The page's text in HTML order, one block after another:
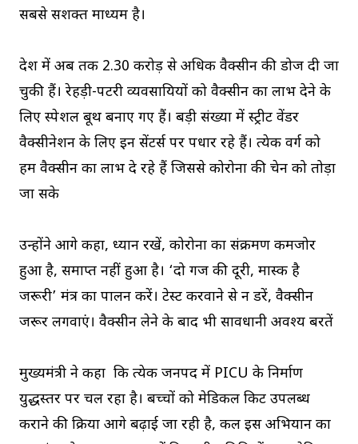
सबसे सशक्त माध्यम है।
प्रदेश में अब तक 2.30 करोड़ से अधिक वैक्सीन की डोज दी जा
चुकी हैं। रेहड़ी-पटरी व्यवसायियों को वैक्सीन का लाभ देने के
लिए स्पेशल बूथ बनाए गए हैं। बड़ी संख्या में स्ट्रीट वेंडर
वैक्सीनेशन के लिए इन सेंटर्स पर पधार रहे हैं। प्रत्येक वर्ग को
हम वैक्सीन का लाभ दे रहे हैं जिससे कोरोना की चेन को तोड़ा
जा सके
उन्होंने आगे कहा, ध्यान रखें, कोरोना का संक्रमण कमजोर
हुआ है, समाप्त नहीं हुआ है। ‘दो गज की दूरी, मास्क है
जरूरी’ मंत्र का पालन करें। टेस्ट करवाने से न डरें, वैक्सीन
जरूर लगवाएं। वैक्सीन लेने के बाद भी सावधानी अवश्य बरतें
मुख्यमंत्री ने कहा कि प्रत्येक जनपद में PICU के निर्माण
युद्धस्तर पर चल रहा है। बच्चों को मेडिकल किट उपलब्ध
कराने की प्रक्रिया आगे बढ़ाई जा रही है, कल इस अभियान का